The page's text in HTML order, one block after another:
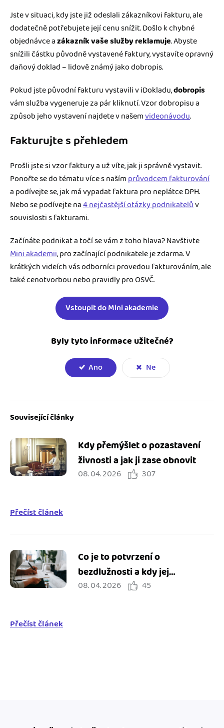
Jste v situaci, kdy jste již odeslali zákazníkovi fakturu, ale
dodatečně potřebujete její cenu snížit. Došlo k chybné
objednávce azákazník vaše služby reklamuje. Abyste
snížili částku původně vystavené faktury, vystavíte opravný
daňový doklad – lidově známý jako dobropis.
Pokud jste původní fakturu vystavili v iDokladu,dobropis
vám služba vygeneruje za pár kliknutí. Vzor dobropisu a
způsob jeho vystavení najdete v našemvideonávodu.
Fakturujte s přehledem
Prošli jste si vzor faktury a už víte, jak ji správně vystavit.
Ponořte se do tématu více s naším průvodcem fakturování
a podívejte se, jak má vypadat faktura pro neplátce DPH.
Nebo se podívejte na4 nejčastější otázky podnikatelův
souvislosti s fakturami.
Začínáte podnikat a točí se vám z toho hlava? Navštivte
Mini akademii, pro začínající podnikatele je zdarma. V
krátkých videích vás odborníci provedou fakturováním, ale
také cenotvorbou nebo pravidly pro OSVČ.
Vstoupit do Mini akademie
Byly tyto informace užitečné?
Ano Ne
Související články
Kdy přemýšlet o pozastavení
živnosti a jak ji zase obnovit
08. 04. 2026 307
Přečíst článek
Co je to potvrzení o
bezdlužnosti a kdy jej
potřebuji?
08. 04. 2026 45
Přečíst článek